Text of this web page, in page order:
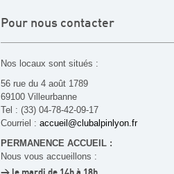
Pour nous contacter
Nos locaux sont situés :
56 rue du 4 août 1789
69100 Villeurbanne
Tel : (33) 04-78-42-09-17
Courriel : accueil@clubalpinlyon.fr
PERMANENCE ACCUEIL :
Nous vous accueillons :